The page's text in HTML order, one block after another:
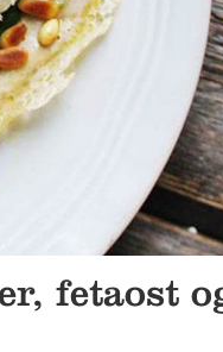
fetaost